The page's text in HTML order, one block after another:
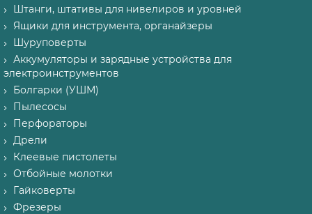
Штанги, штативы для нивелиров и уровней
Ящики для инструмента, органайзеры
Шуруповерты
Аккумуляторы и зарядные устройства для
электроинструментов
Болгарки (УШМ)
Пылесосы
Перфораторы
Дрели
Клеевые пистолеты
Отбойные молотки
Гайковерты
Фрезеры